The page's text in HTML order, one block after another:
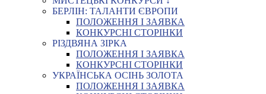
БЕРЛІН: ТАЛАНТИ ЄВРОПИ
ПОЛОЖЕННЯ І ЗАЯВКА
КОНКУРСНІ СТОРІНКИ
РІЗДВЯНА ЗІРКА
ПОЛОЖЕННЯ І ЗАЯВКА
КОНКУРСНІ СТОРІНКИ
УКРАЇНСЬКА ОСІНЬ ЗОЛОТА
ПОЛОЖЕННЯ І ЗАЯВКА